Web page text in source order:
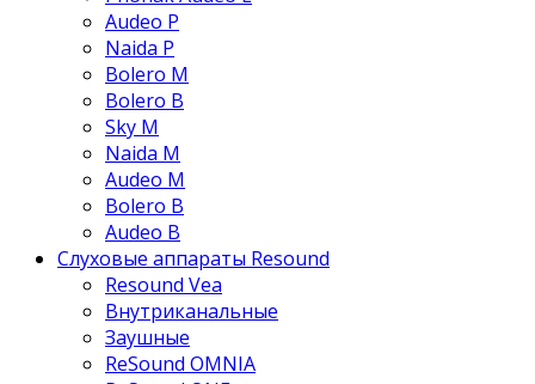
Audeo P
Naida P
Bolero M
Bolero B
Sky M
Naida M
Audeo М
Bolero B
Audeo B
Слуховые аппараты Resound
Resound Vea
Внутриканальные
Заушные
ReSound OMNIA